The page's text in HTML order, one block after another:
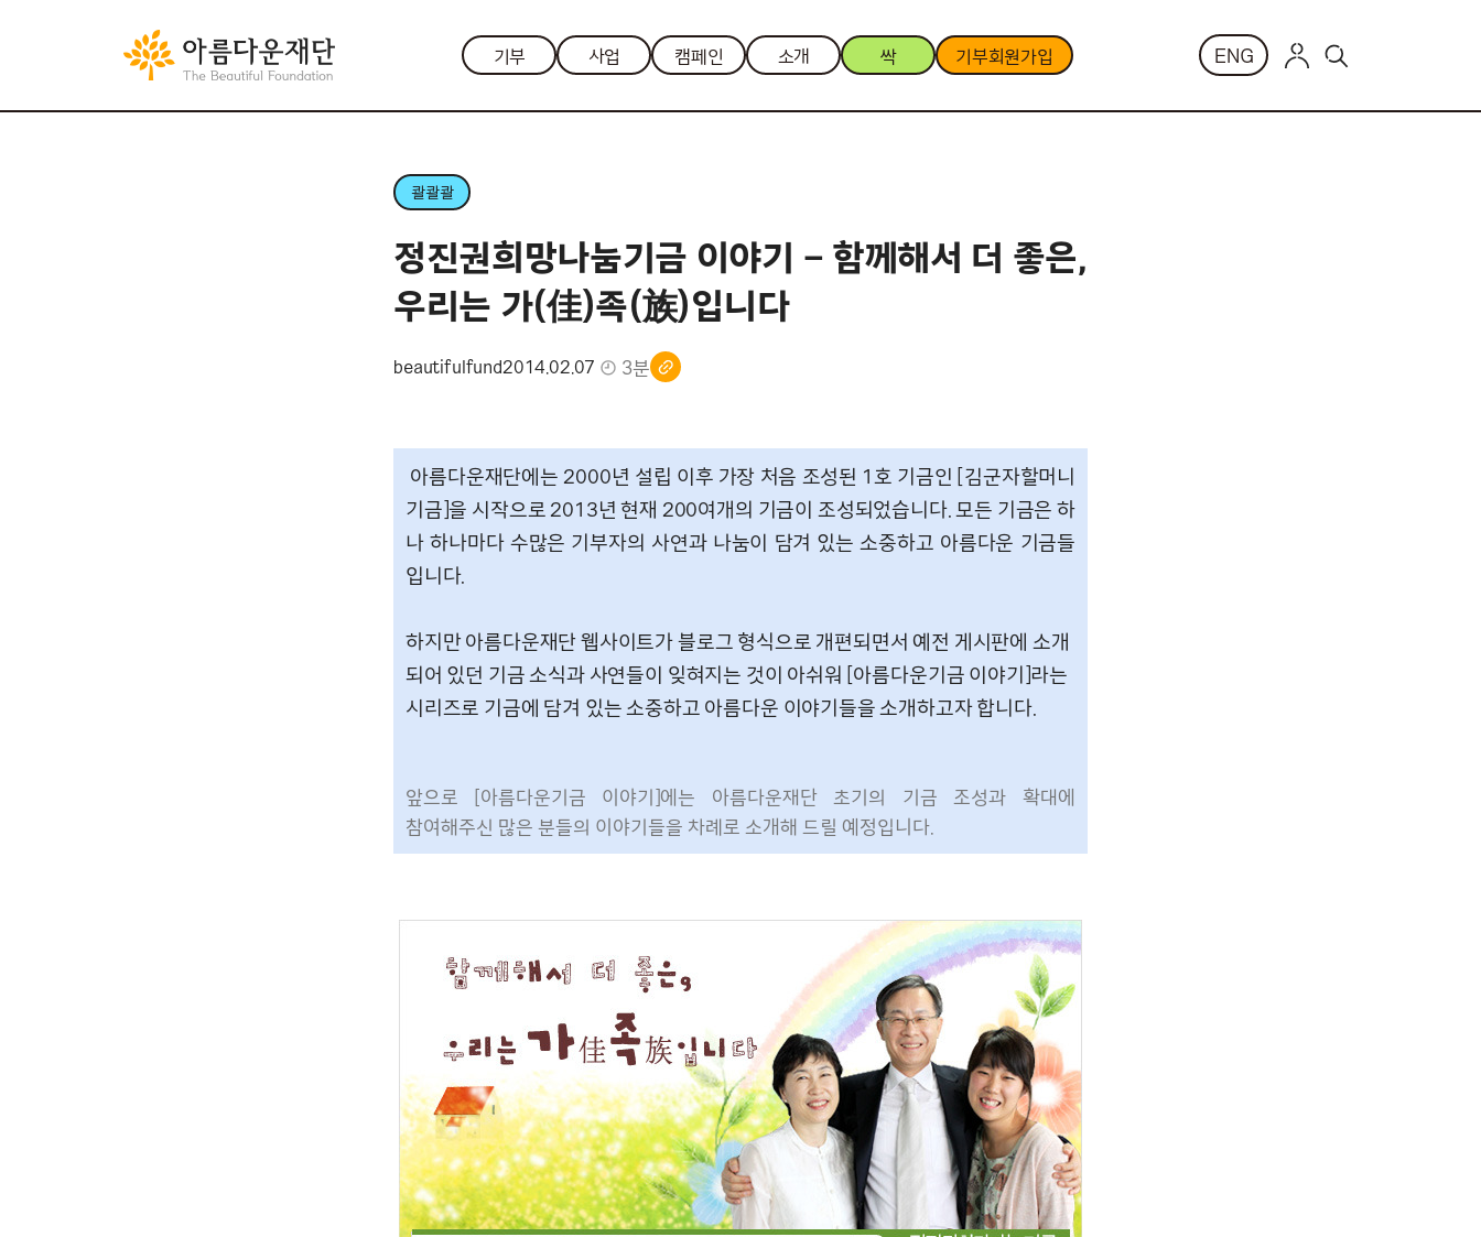
기부 사업 캠페인 소개 싹 기부회원가입 ENG
콸콸콸
정진권희망나눔기금 이야기 – 함께해서 더 좋은,
우리는 가(佳)족(族)입니다
beautifulfund2014.02.07 3분
아름다운재단에는 2000년 설립 이후 가장 처음 조성된 1호 기금인 [김군자할머니
기금]을 시작으로 2013년 현재 200여개의 기금이 조성되었습니다. 모든 기금은 하
나 하나마다 수많은 기부자의 사연과 나눔이 담겨 있는 소중하고 아름다운 기금들
입니다.
하지만 아름다운재단 웹사이트가 블로그 형식으로 개편되면서 예전 게시판에 소개
되어 있던 기금 소식과 사연들이 잊혀지는 것이 아쉬워 [아름다운기금 이야기]라는
시리즈로 기금에 담겨 있는 소중하고 아름다운 이야기들을 소개하고자 합니다.
앞으로 [아름다운기금 이야기]에는 아름다운재단 초기의 기금 조성과 확대에
참여해주신 많은 분들의 이야기들을 차례로 소개해 드릴 예정입니다.